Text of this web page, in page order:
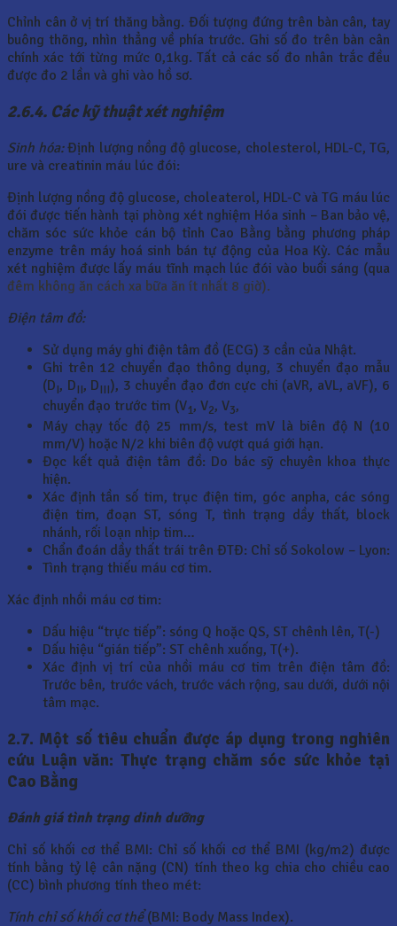
Chỉnh cân ở vị trí thăng bằng. Đối tượng đứng trên bàn cân, tay
buông thõng, nhìn thẳng về phía trước. Ghi số đo trên bàn cân
chính xác tới từng mức 0,1kg. Tất cả các số đo nhân trắc đều
được đo 2 lần và ghi vào hồ sơ.
2.6.4. Các kỹ thuật xét nghiệm
Sinh hóa:Định lượng nồng độ glucose, cholesterol, HDL-C, TG,
ure và creatinin máu lúc đói:
Định lượng nồng độ glucose, choleaterol, HDL-C và TG máu lúc
đói được tiến hành tại phòng xét nghiệm Hóa sinh – Ban bảo vệ,
chăm sóc sức khỏe cán bộ tỉnh Cao Bằng bằng phương pháp
enzyme trên máy hoá sinh bán tự động của Hoa Kỳ. Các mẫu
xét nghiệm được lấy máu tĩnh mạch lúc đói vào buổi sáng (qua
đêm không ăn cách xa bữa ăn ít nhất 8 giờ).
Điện tâm đồ:
Sử dụng máy ghi điện tâm đồ (ECG) 3 cần của Nhật.
Ghi trên 12 chuyển đạo thông dụng, 3 chuyển đạo mẫu
(DI, DII, DIII), 3 chuyển đạo đơn cực chi (aVR, aVL, aVF), 6
chuyển đạo trước tim (V1, V2, V3,
Máy chạy tốc độ 25 mm/s, test mV là biên độ N (10
mm/V) hoặc N/2 khi biên độ vượt quá giới hạn.
Đọc kết quả điện tâm đồ: Do bác sỹ chuyên khoa thực
hiện.
Xác định tần số tim, trục điện tim, góc anpha, các sóng
điện tim, đoạn ST, sóng T, tình trạng dầy thất, block
nhánh, rối loạn nhịp tim…
Chẩn đoán dầy thất trái trên ĐTĐ: Chỉ số Sokolow – Lyon:
Tình trạng thiếu máu cơ tim.
Xác định nhồi máu cơ tim:
Dấu hiệu “trực tiếp”: sóng Q hoặc QS, ST chênh lên, T(-)
Dấu hiệu “gián tiếp”: ST chênh xuống, T(+).
Xác định vị trí của nhồi máu cơ tim trên điện tâm đồ:
Trước bên, trước vách, trước vách rộng, sau dưới, dưới nội
tâm mạc.
2.7. Một số tiêu chuẩn được áp dụng trong nghiên
cứu Luận văn: Thực trạng chăm sóc sức khỏe tại
Cao Bằng
Đánh giá tình trạng dinh dưỡng
Chỉ số khối cơ thể BMI: Chỉ số khối cơ thể BMI (kg/m2) được
tính bằng tỷ lệ cân nặng (CN) tính theo kg chia cho chiều cao
(CC) bình phương tính theo mét:
Tính chỉ số khối cơ thể(BMI: Body Mass Index).